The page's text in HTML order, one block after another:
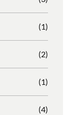
(1)
(2)
(1)
(4)